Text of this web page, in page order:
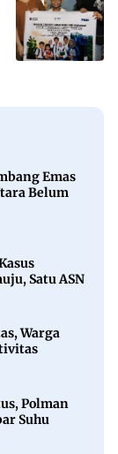
Emas
Belum
Satu ASN
Warga
Polman
Suhu